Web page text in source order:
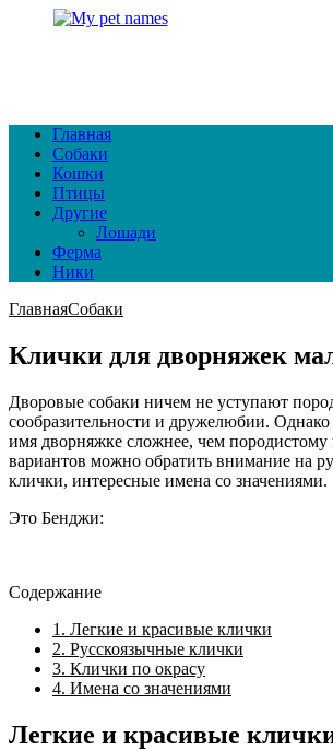
Главная
Собаки
Кошки
Птицы
Другие
Лошади
Ферма
Ники
ГлавнаяСобаки
Клички для дворняжек
Дворовые собаки ничем не уступают
сообразительности и дружелюбии.
имя дворняжке сложнее, чем породистому
вариантов можно обратить внимание на
клички, интересные имена со значениями.
Это Бенджи:
Содержание
1. Легкие и красивые клички
2. Русскоязычные клички
3. Клички по окрасу
4. Имена со значениями
Легкие и красивые